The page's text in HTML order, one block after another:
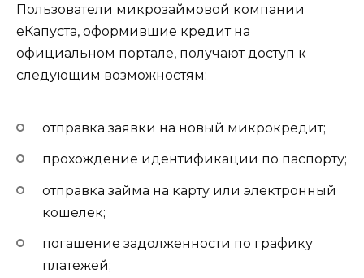
Пользователи микрозаймовой компании
еКапуста, оформившие кредит на
официальном портале, получают доступ к
следующим возможностям:
отправка заявки на новый микрокредит;
прохождение идентификации по паспорту;
отправка займа на карту или электронный
кошелек;
погашение задолженности по графику
платежей;